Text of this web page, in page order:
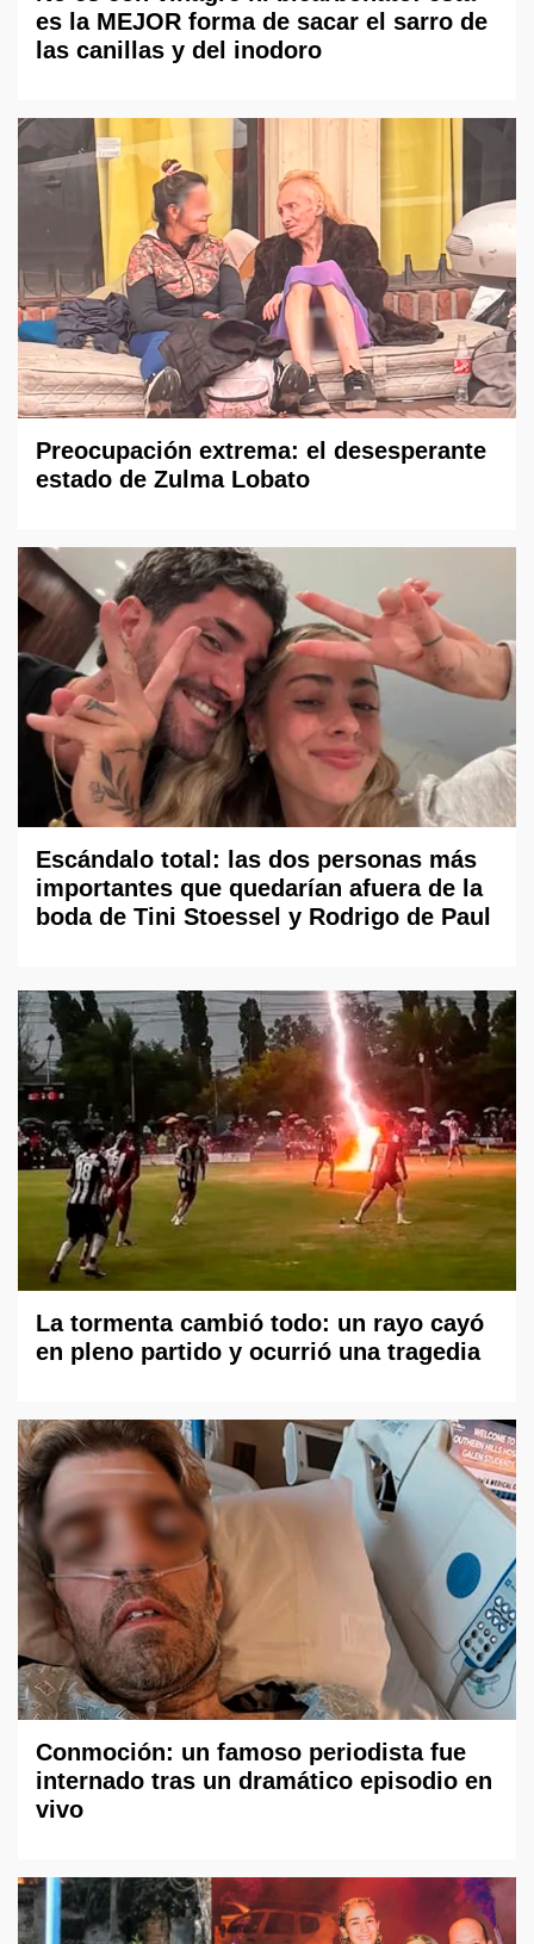
es la MEJOR forma de sacar el sarro de
las canillas y del inodoro
Preocupación extrema: el desesperante
estado de Zulma Lobato
Escándalo total: las dos personas más
importantes que quedarían afuera de la
boda de Tini Stoessel y Rodrigo de Paul
La tormenta cambió todo: un rayo cayó
en pleno partido y ocurrió una tragedia
Conmoción: un famoso periodista fue
internado tras un dramático episodio en
vivo